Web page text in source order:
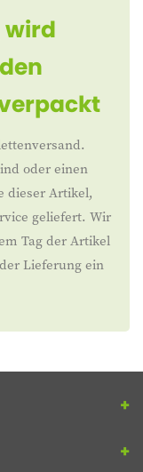
wird
oder einen
dieser Artikel,
geliefert. Wir
Tag der Artikel
Lieferung ein